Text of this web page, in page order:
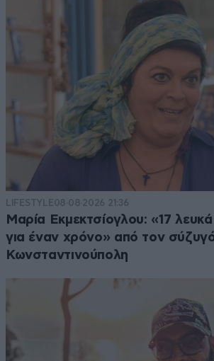
LIFESTYLE08·08·2026 21:36
Μαρία Εκμεκτσίογλου: «17
για έναν χρόνο» από τον
Κωνσταντινούπολη